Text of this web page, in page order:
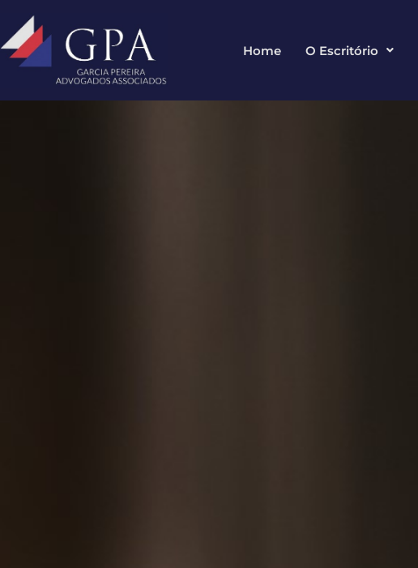
Home O Escritório